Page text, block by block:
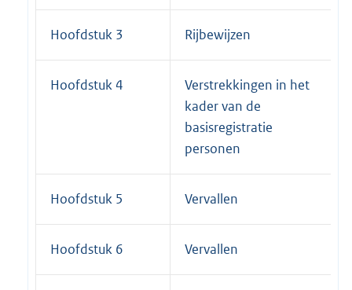
Hoofdstuk 3 Rijbewijzen
Hoofdstuk 4
Verstrekkingen in het
kader van de
basisregistratie
personen
Hoofdstuk 5 Vervallen
Hoofdstuk 6 Vervallen